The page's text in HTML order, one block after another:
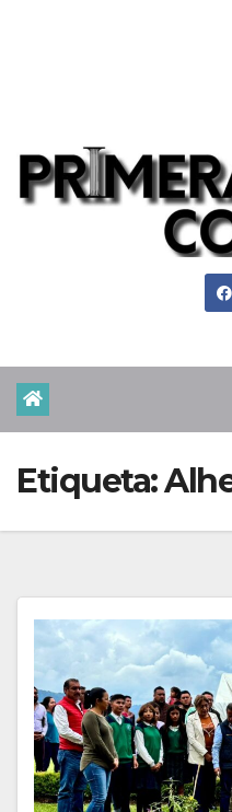
Etiqueta: